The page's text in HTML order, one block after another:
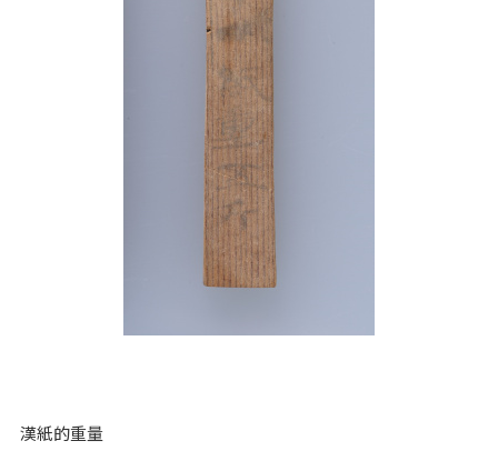
漢紙的重量